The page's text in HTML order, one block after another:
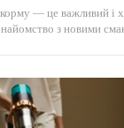
— це важливий і
з новими